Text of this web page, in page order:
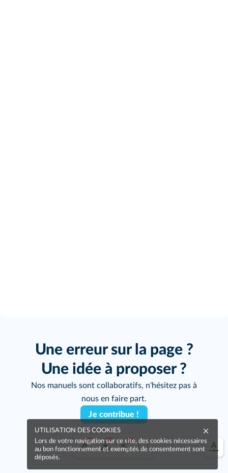
Une erreur sur la page ?
Une idée à proposer ?
Nos manuels sont collaboratifs, n'hésitez pas à
nous en faire part.
Je contribue !
UTILISATION DES COOKIES
Lors de votre navigation sur ce site, des cookies nécessaires
au bon fonctionnement et exemptés de consentement sont
déposés.